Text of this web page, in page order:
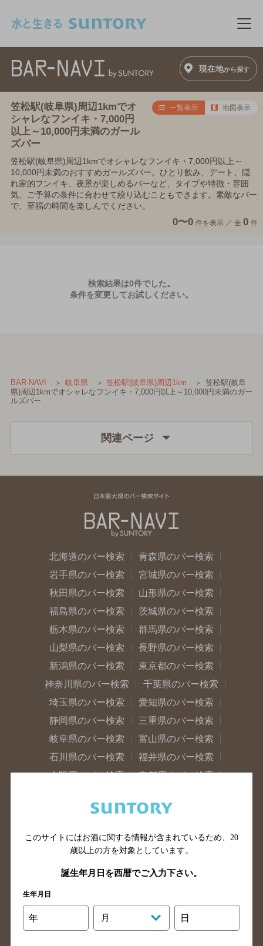
メ
現在地から探す
笠松駅(岐阜県)周辺1kmでオ
シャレなフンイキ・7,000円
以上～10,000円未満のガール
ズバー
一覧表示 地図表示
笠松駅(岐阜県)周辺1kmでオシャレなフンイキ・7,000円以上～
10,000円未満のおすすめガールズバー。ひとり飲み、デート、隠
れ家的フンイキ、夜景が楽しめるバーなど、タイプや特徴・雰囲
気、ご予算の条件に合わせて絞り込むこともできます。素敵なバー
で、至福の時間を楽しんでください。
0〜0 件を表示 ／ 全 0 件
検索結果は0件でした。
条件を変更してお試しください。
BAR-NAVI 岐阜県 笠松駅(岐阜県)周辺1km
笠松駅(岐阜
県)周辺1kmでオシャレなフンイキ・7,000円以上～10,000円未満のガー
ルズバー
関連ページ
北海道のバー検索
青森県のバー検索
岩手県のバー検索
宮城県のバー検索
秋田県のバー検索
山形県のバー検索
福島県のバー検索
茨城県のバー検索
栃木県のバー検索
群馬県のバー検索
山梨県のバー検索
長野県のバー検索
新潟県のバー検索
東京都のバー検索
神奈川県のバー検索
千葉県のバー検索
埼玉県のバー検索
愛知県のバー検索
静岡県のバー検索
三重県のバー検索
岐阜県のバー検索
富山県のバー検索
石川県のバー検索
福井県のバー検索
大阪府のバー検索
京都府のバー検索
滋賀県のバー検索
和歌山県のバー検索
山口県のバー検索
鳥取県のバー検索
島根県のバー検索
徳島県のバー検索
高知県のバー検索
福岡県のバー検索
長崎県のバー検索
佐賀県のバー検索
このサイトにはお酒に関する情報が含まれているため、 20
歳以上の方を対象としています。
誕生年月日を西暦でご入力下さい。
生年月日
年 月 日